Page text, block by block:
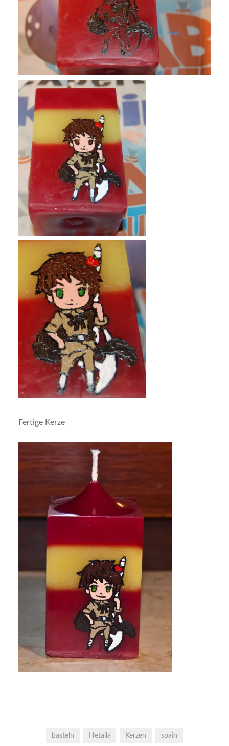
Fertige Kerze
basteln Hetaila Kerzen spain